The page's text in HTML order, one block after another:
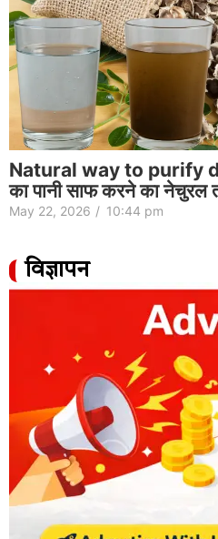
Natural way to purify
का पानी साफ करने का नेचुरल
May 22, 2026 / 10:44 pm
विज्ञापन